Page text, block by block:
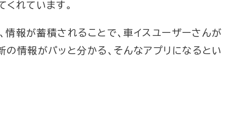
れています。
報が蓄積されることで、車イスユーザーさんが
の情報がパッと分かる、そんなアプリになるとい